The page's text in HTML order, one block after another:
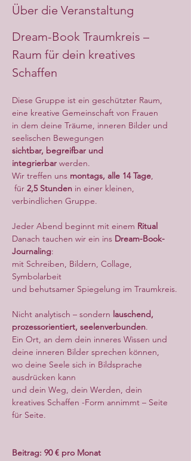
Über die Veranstaltung
Dream-Book Traumkreis –
Raum für dein kreatives
Schaffen
Diese Gruppe ist ein geschützter Raum,
eine kreative Gemeinschaft von Frauen
in dem deine Träume, inneren Bilder und
seelischen Bewegungen
sichtbar, begreifbar und
integrierbar werden.
Wir treffen uns montags, alle 14 Tage,
für 2,5 Stunden in einer kleinen,
verbindlichen Gruppe.
Jeder Abend beginnt mit einem Ritual
Danach tauchen wir ein ins Dream-Book-
Journaling:
mit Schreiben, Bildern, Collage,
Symbolarbeit
und behutsamer Spiegelung im Traumkreis.
Nicht analytisch – sondern lauschend,
prozessorientiert, seelenverbunden.
Ein Ort, an dem dein inneres Wissen und
deine inneren Bilder sprechen können,
wo deine Seele sich in Bildsprache
ausdrücken kann
und dein Weg, dein Werden, dein
kreatives Schaffen -Form annimmt – Seite
für Seite.
Beitrag: 90 € pro Monat